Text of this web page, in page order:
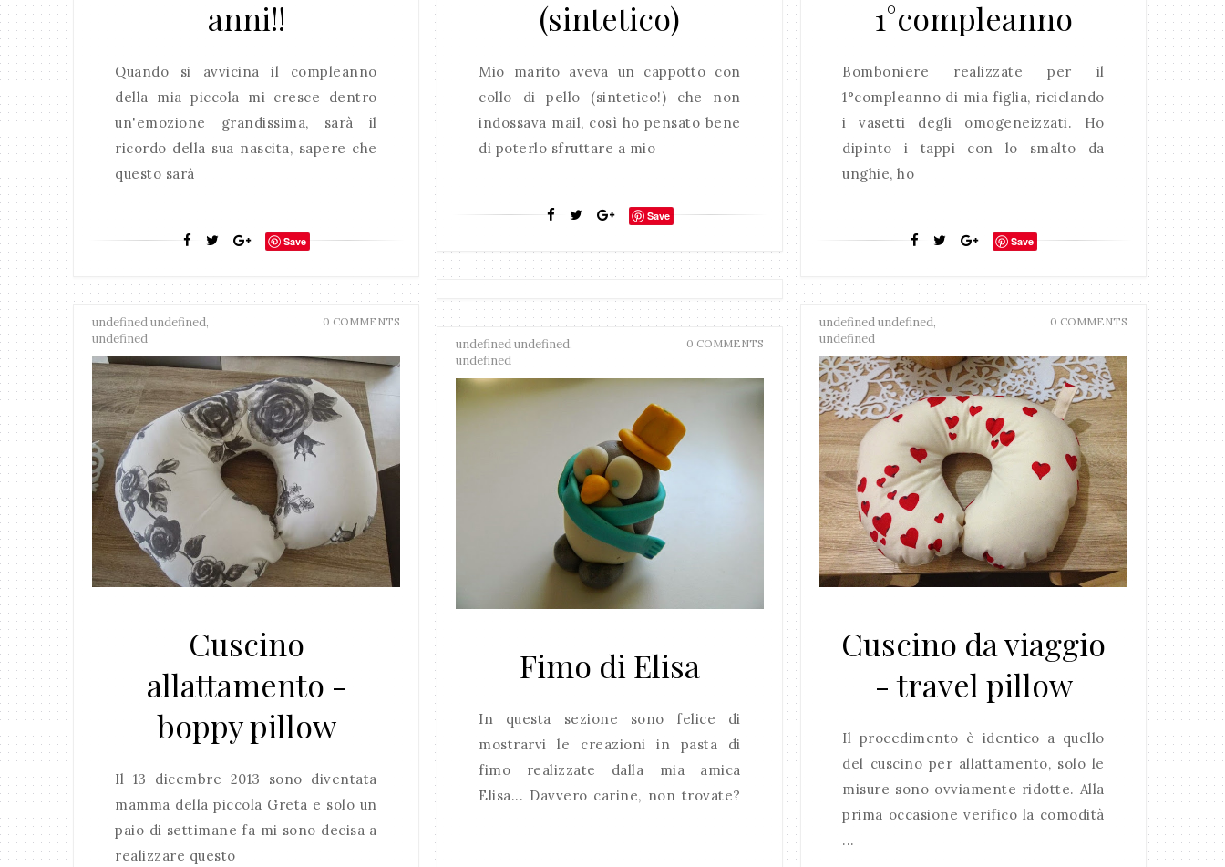
anni!!
Quando si avvicina il compleanno
della mia piccola mi cresce dentro
un'emozione grandissima, sarà il
ricordo della sua nascita, sapere che
questo sarà
Save
(sintetico)
Mio marito aveva un cappotto con
collo di pello (sintetico!) che non
indossava mail, così ho pensato bene
di poterlo sfruttare a mio
Save
1°compleanno
Bomboniere realizzate per il
1°compleanno di mia figlia, riciclando
i vasetti degli omogeneizzati. Ho
dipinto i tappi con lo smalto da
unghie, ho
Save
undefined undefined,
undefined
0 COMMENTS
Cuscino
allattamento -
boppy pillow
Il 13 dicembre 2013 sono diventata
mamma della piccola Greta e solo un
paio di settimane fa mi sono decisa a
realizzare questo
undefined undefined,
undefined
0 COMMENTS
Cuscino da viaggio
- travel pillow
Il procedimento è identico a quello
del cuscino per allattamento, solo le
misure sono ovviamente ridotte. Alla
prima occasione verifico la comodità
...
undefined undefined,
undefined
0 COMMENTS
Fimo di Elisa
In questa sezione sono felice di
mostrarvi le creazioni in pasta di
fimo realizzate dalla mia amica
Elisa... Davvero carine, non trovate?